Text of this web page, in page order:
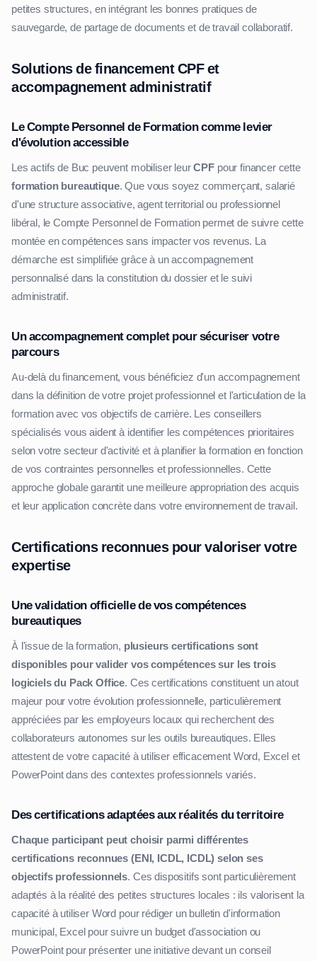
petites structures, en intégrant les bonnes pratiques de
sauvegarde, de partage de documents et de travail collaboratif.
Solutions de financement CPF et
accompagnement administratif
Le Compte Personnel de Formation comme levier
d'évolution accessible
Les actifs de Buc peuvent mobiliser leurCPFpour financer cette
formation bureautique. Que vous soyez commerçant, salarié
d'une structure associative, agent territorial ou professionnel
libéral, le Compte Personnel de Formation permet de suivre cette
montée en compétences sans impacter vos revenus. La
démarche est simplifiée grâce à un accompagnement
personnalisé dans la constitution du dossier et le suivi
administratif.
Un accompagnement complet pour sécuriser votre
parcours
Au-delà du financement, vous bénéficiez d'un accompagnement
dans la définition de votre projet professionnel et l'articulation de la
formation avec vos objectifs de carrière. Les conseillers
spécialisés vous aident à identifier les compétences prioritaires
selon votre secteur d'activité et à planifier la formation en fonction
de vos contraintes personnelles et professionnelles. Cette
approche globale garantit une meilleure appropriation des acquis
et leur application concrète dans votre environnement de travail.
Certifications reconnues pour valoriser votre
expertise
Une validation officielle de vos compétences
bureautiques
À l'issue de la formation, plusieurs certifications sont
disponibles pour valider vos compétences sur les trois
logiciels du Pack Office. Ces certifications constituent un atout
majeur pour votre évolution professionnelle, particulièrement
appréciées par les employeurs locaux qui recherchent des
collaborateurs autonomes sur les outils bureautiques. Elles
attestent de votre capacité à utiliser efficacement Word, Excel et
PowerPoint dans des contextes professionnels variés.
Des certifications adaptées aux réalités du territoire
Chaque participant peut choisir parmi différentes
certifications reconnues (ENI, ICDL, ICDL) selon ses
objectifs professionnels. Ces dispositifs sont particulièrement
adaptés à la réalité des petites structures locales : ils valorisent la
capacité à utiliser Word pour rédiger un bulletin d'information
municipal, Excel pour suivre un budget d'association ou
PowerPoint pour présenter une initiative devant un conseil